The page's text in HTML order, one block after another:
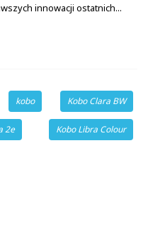
innowacji ostatnich...
kobo Kobo Clara BW
2e Kobo Libra Colour